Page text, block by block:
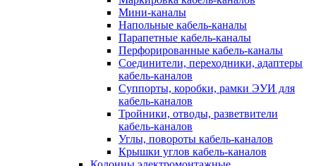
Мини-каналы
Напольные кабель-каналы
Парапетные кабель-каналы
Перфорированные кабель-каналы
Соединители, переходники, адаптеры
кабель-каналов
Суппорты, коробки, рамки ЭУИ для
кабель-каналов
Тройники, отводы, разветвители
кабель-каналов
Углы, повороты кабель-каналов
Крышки углов кабель-каналов